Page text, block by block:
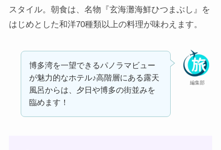
スタイル。朝食は、名物『玄海灘海鮮ひつまぶし』を
はじめとした和洋70種類以上の料理が味わえます。
編集部
博多湾を一望できるパノラマビュー
が魅力的なホテル♪高階層にある露天
風呂からは、夕日や博多の街並みを
臨めます！